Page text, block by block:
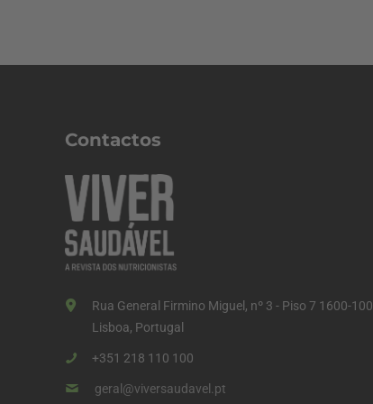
Contactos
Rua General Firmino Miguel, nº 3 - Piso 7 1600-100
Lisboa, Portugal
+351 218 110 100
geral@viversaudavel.pt